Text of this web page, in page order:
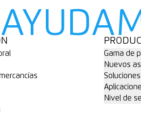
Gama de
Nuevos
Nivel de